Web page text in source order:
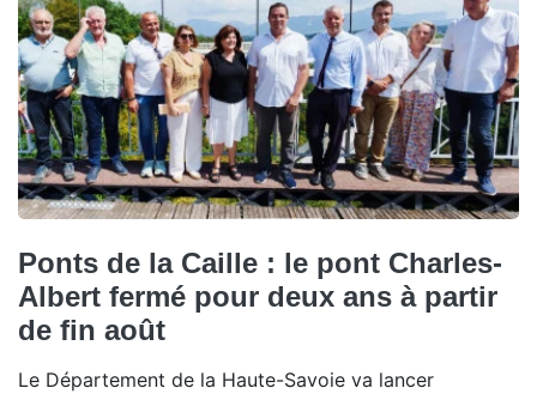
Ponts de la Caille : le pont Charles-
Albert fermé pour deux ans à partir
de fin août
Le Département de la Haute-Savoie va lancer